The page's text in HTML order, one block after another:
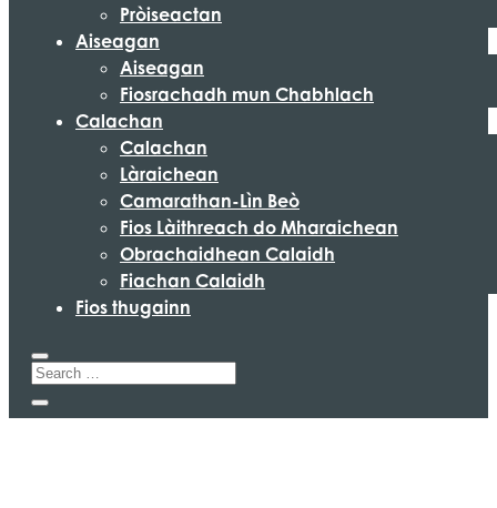
Pròiseactan
Aiseagan
Aiseagan
Fiosrachadh mun Chabhlach
Calachan
Calachan
Làraichean
Camarathan-Lìn Beò
Fios Làithreach do Mharaichean
Obrachaidhean Calaidh
Fiachan Calaidh
Fios thugainn